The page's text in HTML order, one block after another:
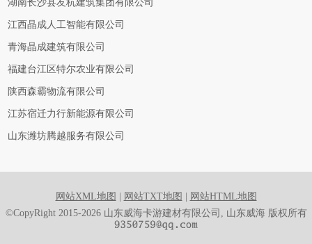
湖南长沙县友杭建筑集团有限公司
江西晶成人工智能有限公司
青海晶成建筑有限公司
福建台江区特尔农业有限公司
陕西森霸物流有限公司
江苏宿迁力行新能源有限公司
山东潍坊腾越服务有限公司
网站XML地图 网站TXT地图
网站HTML地图
©CopyRight 2015-2026 山东威海卡游建材有限公司, 山东威海 版权所有